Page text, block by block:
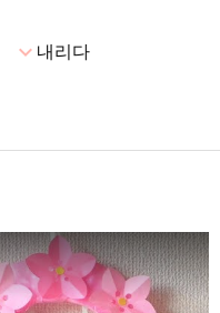
expand_more내리다